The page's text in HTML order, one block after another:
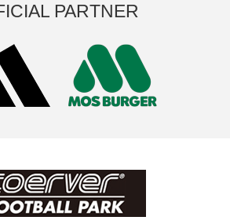
PARTNER